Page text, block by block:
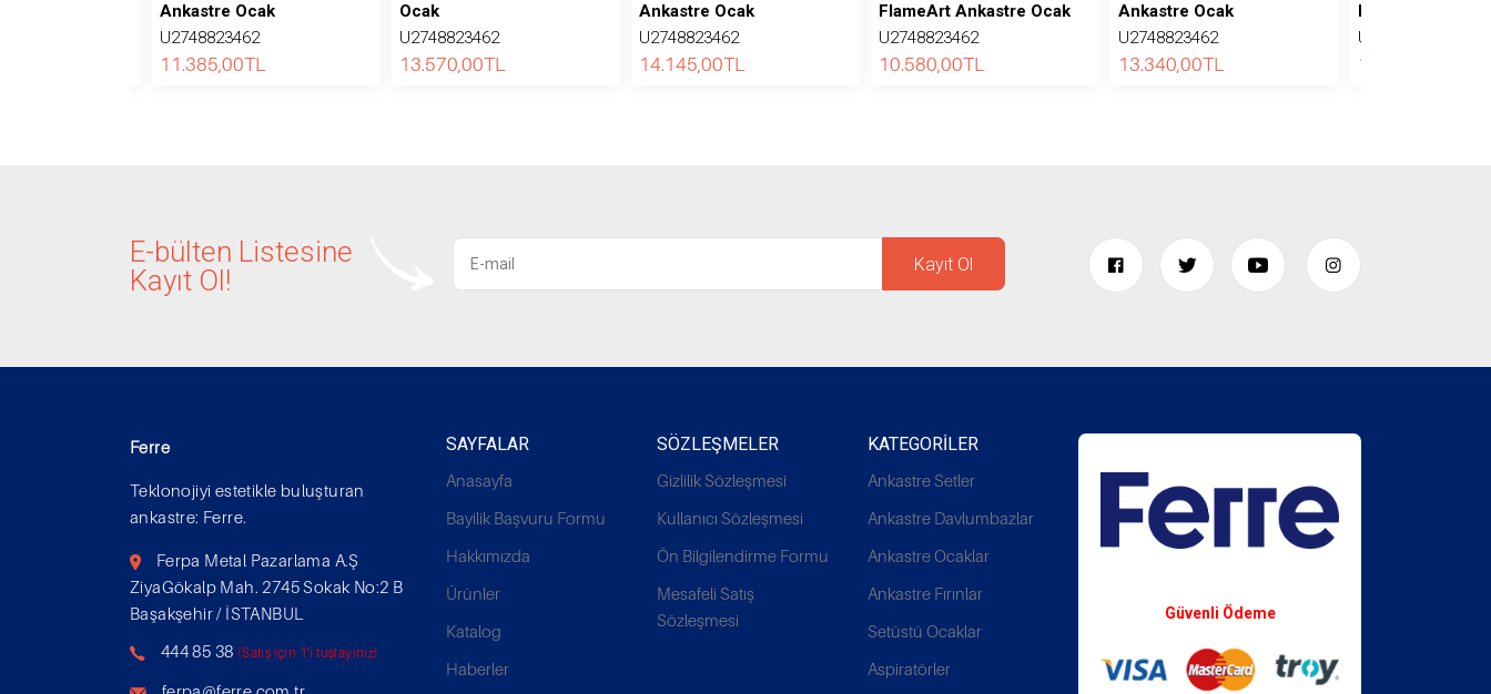
Ankastre Ocak
U2748823462
11.385,00TL
Ocak
U2748823462
13.570,00TL
Ankastre Ocak
U2748823462
14.145,00TL
FlameArt Ankastre Ocak
U2748823462
10.580,00TL
Ankastre Ocak
U2748823462
13.340,00TL
FlameArt
U2748823462
13.110,00
E-bülten Listesine
Kayıt Ol!
Kayıt Ol
Ferre
Teklonojiyi estetikle buluşturan
ankastre: Ferre.
Ferpa Metal Pazarlama A.Ş
ZiyaGökalp Mah. 2745 Sokak No:2 B
Başakşehir / İSTANBUL
444 85 38 (Satış için 1'i tuşlayınız)
SAYFALAR
Anasayfa
Bayilik Başvuru Formu
Hakkımızda
Ürünler
Katalog
Haberler
SÖZLEŞMELER
Gizlilik Sözleşmesi
Kullanıcı Sözleşmesi
Ön Bilgilendirme Formu
Mesafeli Satış
Sözleşmesi
KATEGORILER
Ankastre Setler
Ankastre Davlumbazlar
Ankastre Ocaklar
Ankastre Fırınlar
Setüstü Ocaklar
Aspiratörler
Güvenli Ödeme